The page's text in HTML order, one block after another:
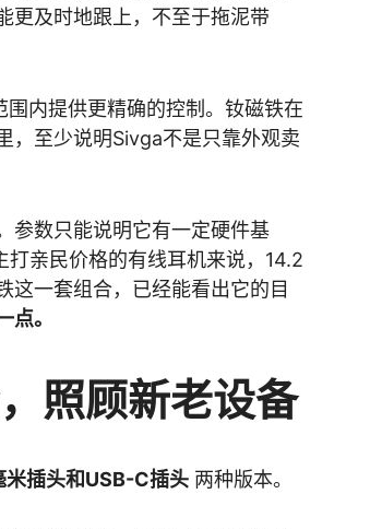
更及时地跟上，不至于拖泥带
内提供更精确的控制。钕磁铁在
，至少说明Sivga不是只靠外观卖
参数只能说明它有一定硬件基
打亲民价格的有线耳机来说，14.2
这一套组合，已经能看出它的目
。
照顾新老设备
插头和USB-C插头 两种版本。